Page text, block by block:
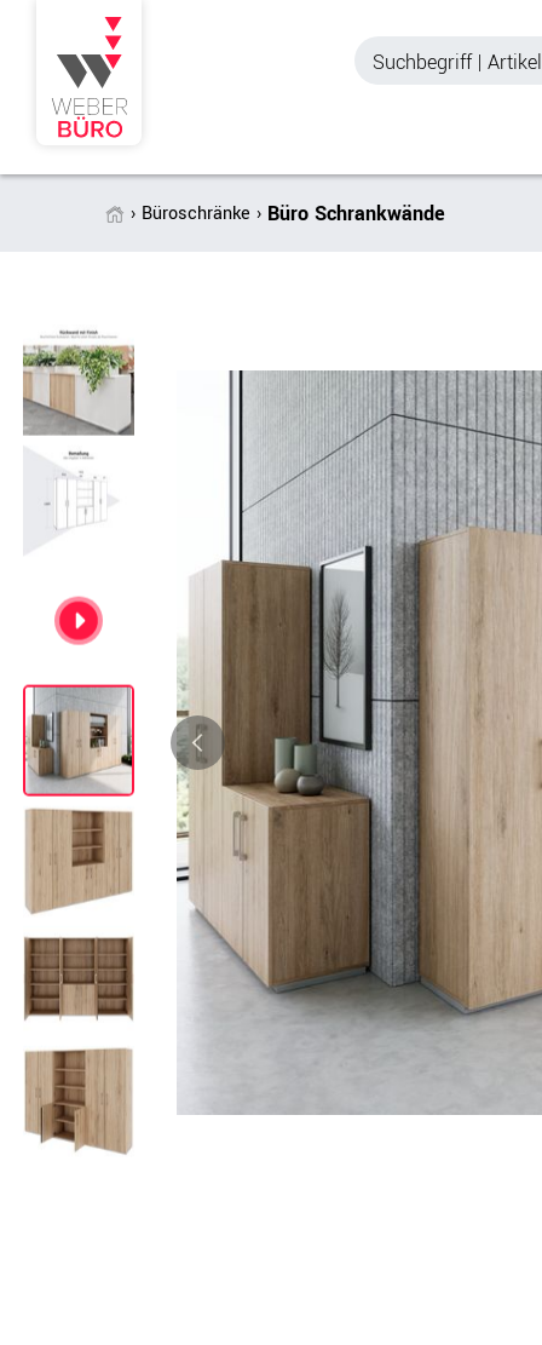
Tischtrennwände
Akustik Deckensegel &
Wandpaneele
Regalschränke
Büro
Spinde
Garderoben
Zubehör
Bürocontainer
Standcontainer
Rollcontainer
Büromöbel-Sets
Chefbüros
Büroschränke Büro Schrankwände